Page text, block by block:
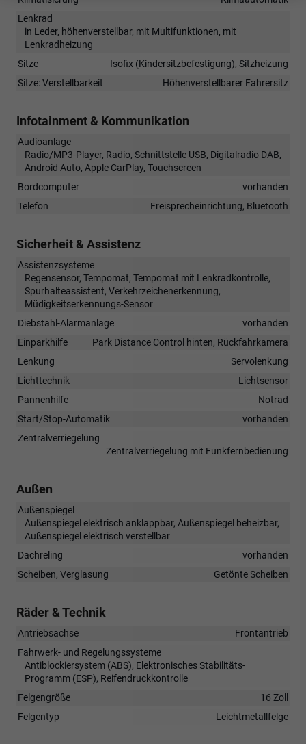
Lenkrad
in Leder, höhenverstellbar, mit Multifunktionen, mit
Lenkradheizung
Sitze
Isofix (Kindersitzbefestigung), Sitzheizung
Sitze: Verstellbarkeit
Höhenverstellbarer Fahrersitz
Infotainment & Kommunikation
Audioanlage
Radio/MP3-Player, Radio, Schnittstelle USB, Digitalradio DAB,
Android Auto, Apple CarPlay, Touchscreen
Bordcomputer
vorhanden
Telefon
Freisprecheinrichtung, Bluetooth
Sicherheit & Assistenz
Assistenzsysteme
Regensensor, Tempomat, Tempomat mit Lenkradkontrolle,
Spurhalteassistent, Verkehrzeichenerkennung,
Müdigkeitserkennungs-Sensor
Diebstahl-Alarmanlage
vorhanden
Einparkhilfe
Park Distance Control hinten, Rückfahrkamera
Lenkung
Servolenkung
Lichttechnik
Lichtsensor
Pannenhilfe
Notrad
Start/Stop-Automatik
vorhanden
Zentralverriegelung
Zentralverriegelung mit Funkfernbedienung
Außen
Außenspiegel
Außenspiegel elektrisch anklappbar, Außenspiegel beheizbar,
Außenspiegel elektrisch verstellbar
Dachreling
vorhanden
Scheiben, Verglasung
Getönte Scheiben
Räder & Technik
Antriebsachse
Frontantrieb
Fahrwerk- und Regelungssysteme
Antiblockiersystem (ABS), Elektronisches Stabilitäts-
Programm (ESP), Reifendruckkontrolle
Felgengröße
16 Zoll
Felgentyp
Leichtmetallfelge